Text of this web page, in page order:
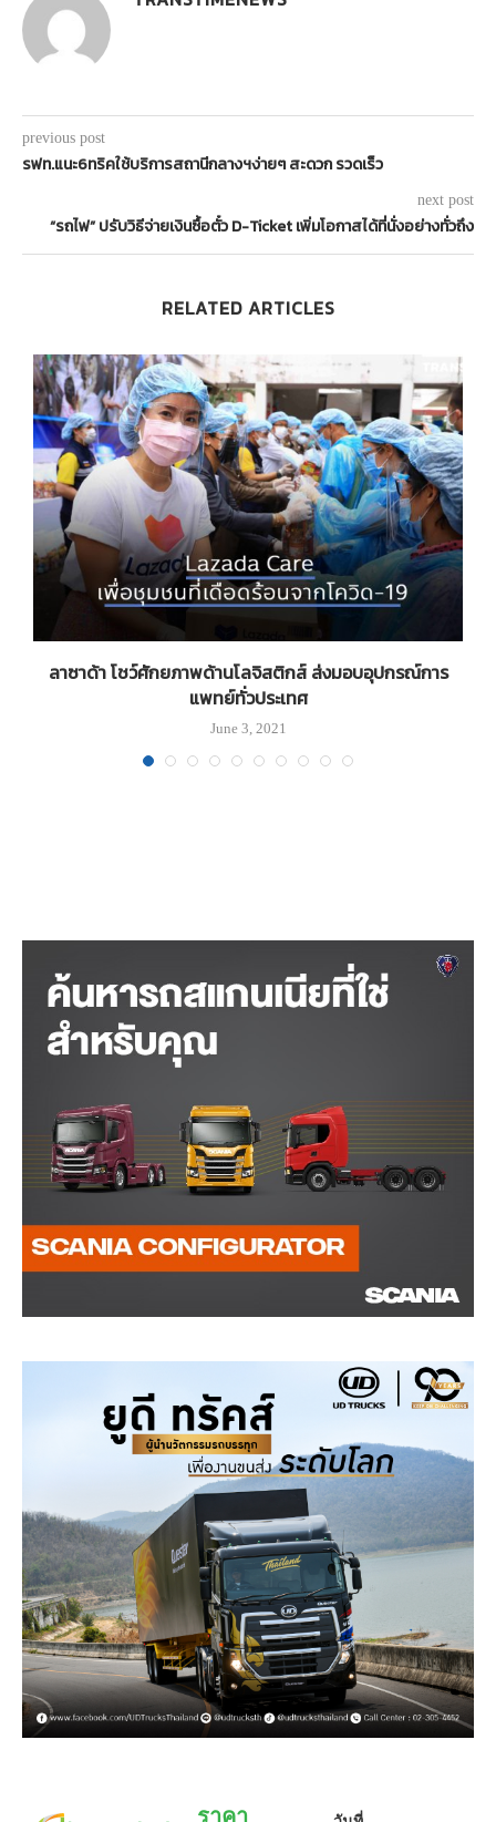
previous post
รฟท.แนะ6ทริคใช้บริการสถานีกลางฯง่ายๆ สะดวก รวดเร็ว
next post
“รถไฟ” ปรับวิธีจ่ายเงินซื้อตั๋ว D-Ticket เพิ่มโอกาสได้ที่นั่งอย่างทั่วถึง
RELATED ARTICLES
ลาซาด้า โชว์ศักยภาพด้านโลจิสติกส์ ส่งมอบอุปกรณ์การ
แพทย์ทั่วประเทศ
June 3, 2021